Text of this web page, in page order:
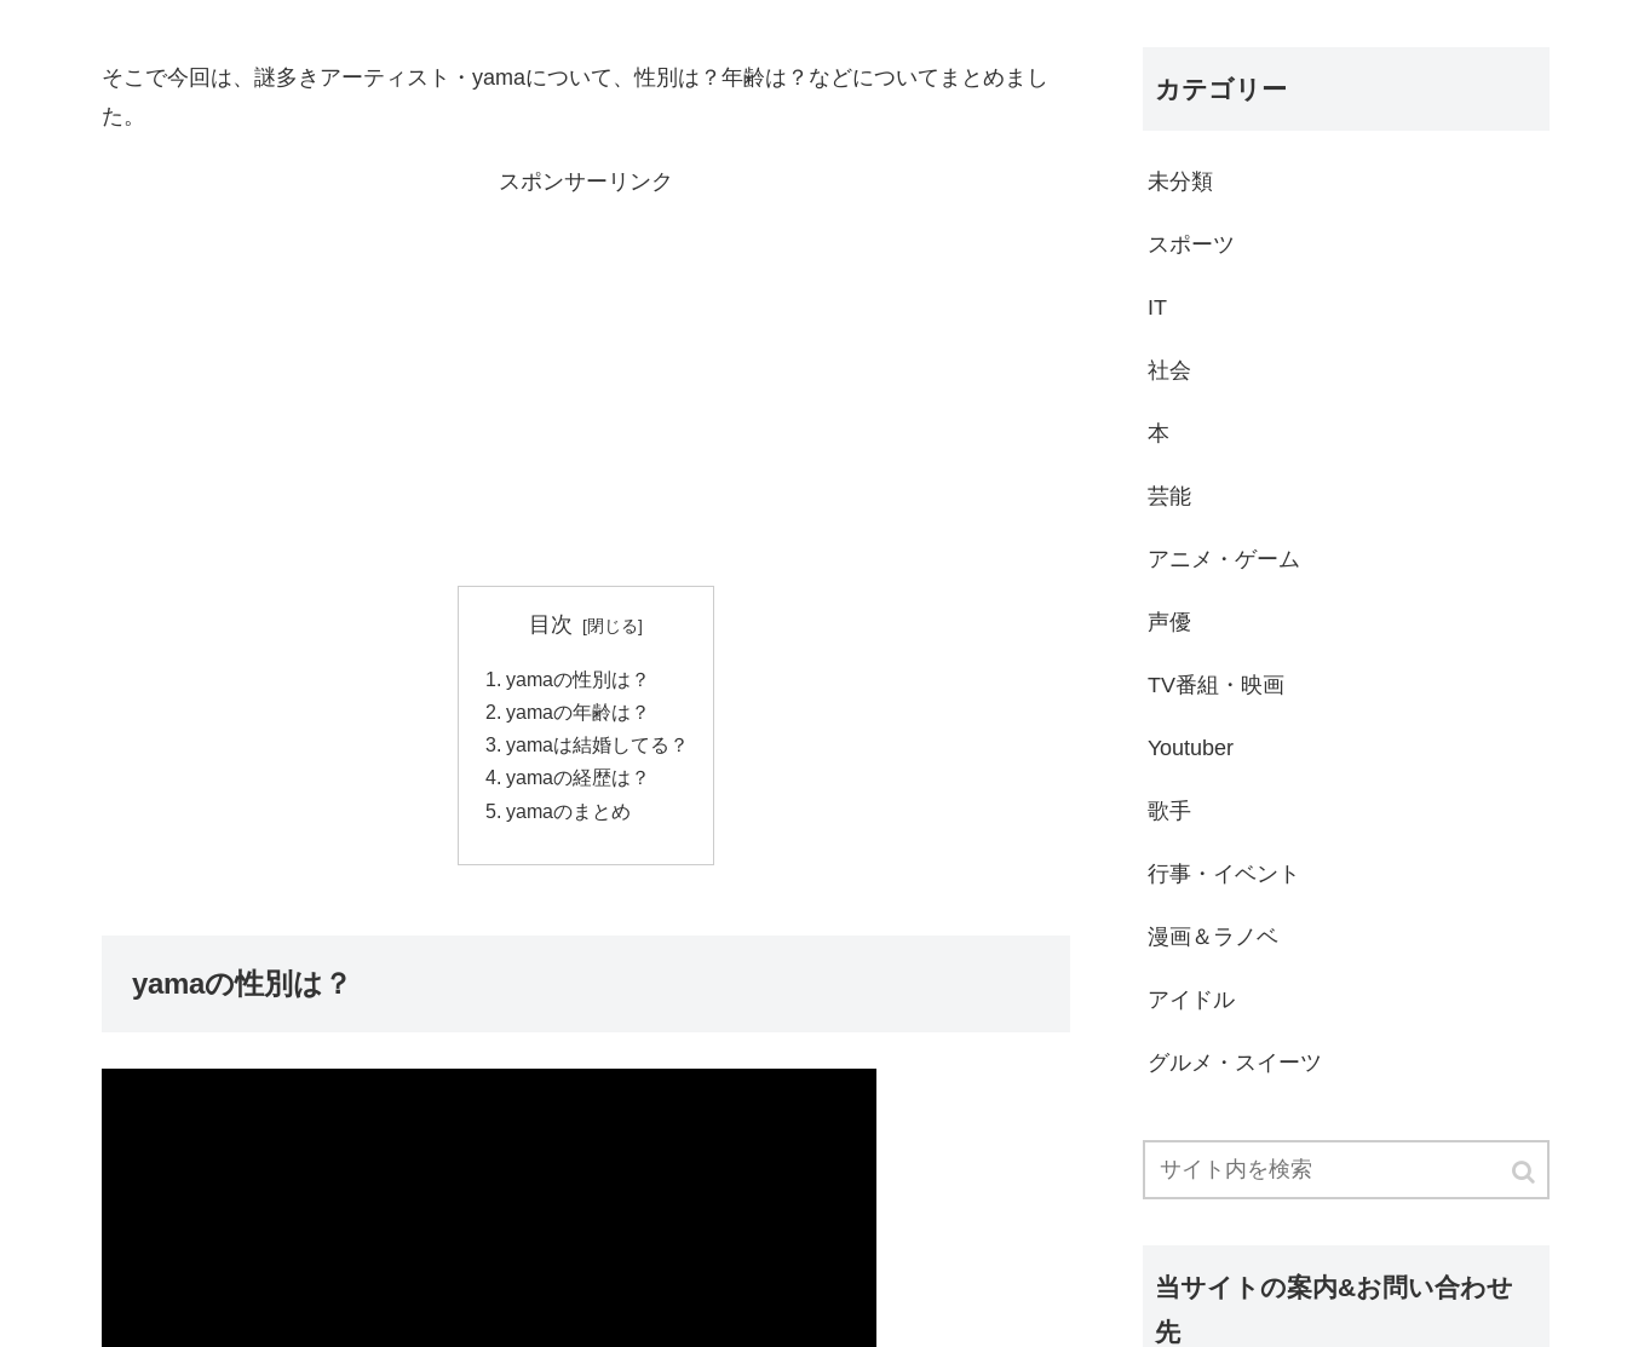
そこで今回は、謎多きアーティスト・yamaについて、性別は？年齢は？などについてまとめまし
た。
スポンサーリンク
目次
yamaの性別は？
yamaの年齢は？
yamaは結婚してる？
yamaの経歴は？
yamaのまとめ
yamaの性別は？
カテゴリー
未分類
スポーツ
IT
社会
本
芸能
アニメ・ゲーム
声優
TV番組・映画
Youtuber
歌手
行事・イベント
漫画＆ラノベ
アイドル
グルメ・スイーツ
当サイトの案内&お問い合わせ
先